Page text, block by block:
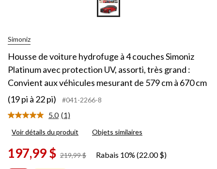
Simoniz
Housse de voiture hydrofuge à 4 couches Simoniz
Platinum avec protection UV, assorti, très grand :
Convient aux véhicules mesurant de 579 cm à 670 cm
(19 pi à 22 pi)
#041-2266-8
5.0 Lire
commentaire.
la
(1)
Voir détails du produit Objets similaires
197,99 $ 219,99 $
prixRabais 10% (22.00 $)